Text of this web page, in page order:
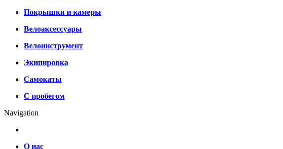
Покрышки и камеры
Велоаксессуары
Велоинструмент
Экипировка
Самокаты
С пробегом
Navigation
О нас